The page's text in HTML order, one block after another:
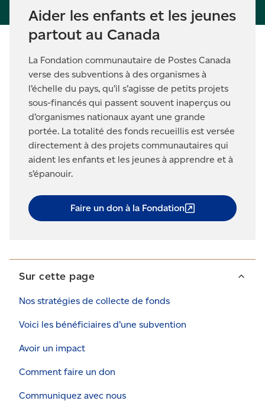
Aider les enfants et les jeunes
partout au Canada
La Fondation communautaire de Postes Canada
verse des subventions à des organismes à
l’échelle du pays, qu’il s’agisse de petits projets
sous-financés qui passent souvent inaperçus ou
d’organismes nationaux ayant une grande
portée. La totalité des fonds recueillis est versée
directement à des projets communautaires qui
aident les enfants et les jeunes à apprendre et à
s’épanouir.
Faire un don à la Fondation
Sur cette page
Nos stratégies de collecte de fonds
Voici les bénéficiaires d’une subvention
Avoir un impact
Comment faire un don
Communiquez avec nous